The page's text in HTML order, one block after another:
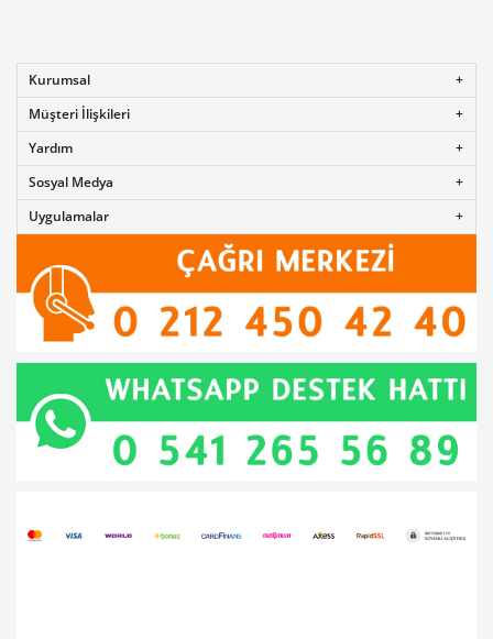
Kurumsal
Müşteri İlişkileri
Yardım
Sosyal Medya
Uygulamalar